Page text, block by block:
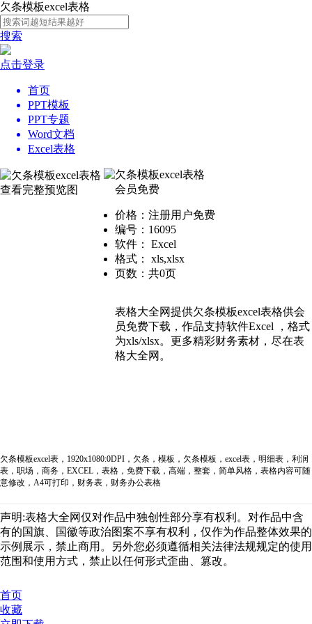
欠条模板excel表格
搜索
点击登录
首页
PPT模板
PPT专题
Word文档
Excel表格
查看完整预览图
欠条模板excel表格
会员免费
价格：注册用户免费
编号：16095
软件： Excel
格式： xls,xlsx
页数：共0页
表格大全网提供欠条模板excel表格供会
员免费下载，作品支持软件Excel ，格式
为xls/xlsx。更多精彩财务素材，尽在表
格大全网。
欠条模板excel表，1920x1080:0DPI，欠条，模板，欠条模板，excel表，明细表，利润
表，职场，商务，EXCEL，表格，免费下载，高端，整套，简单风格，表格内容可随
意修改，A4可打印，财务表，财务办公表格
声明:表格大全网仅对作品中独创性部分享有权利。对作品中含
有的国旗、国徽等政治图案不享有权利，仅作为作品整体效果的
示例展示，禁止商用。另外您必须遵循相关法律法规规定的使用
范围和使用方式，禁止以任何形式歪曲、篡改。
首页
收藏